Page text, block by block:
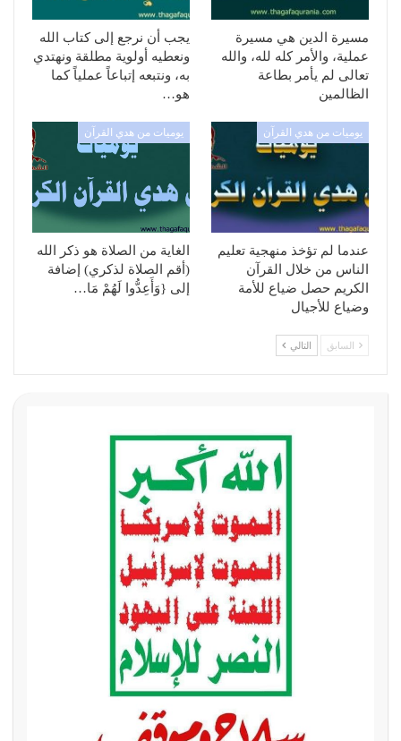
مسيرة الدين هي مسيرة
عملية، والأمر كله لله، والله
تعالى لم يأمر بطاعة
الظالمين
يجب أن نرجع إلى كتاب الله
ونعطيه أولوية مطلقة ونهتدي
به، ونتبعه إتباعاً عملياً كما
هو…
يوميات من هدي القرآن
عندما لم تؤخذ منهجية تعليم
الناس من خلال القرآن
الكريم حصل ضياع للأمة
وضياع للأجيال
يوميات من هدي القرآن
الغاية من الصلاة هو ذكر الله
(أقم الصلاة لذكري) إضافة
إلى {وَأَعِدُّوا لَهُمْ مَا…
السابق التالي